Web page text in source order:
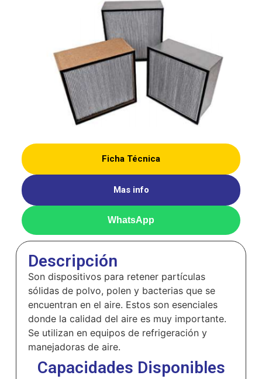
Descripción
Son dispositivos para retener partículas
sólidas de polvo, polen y bacterias que se
encuentran en el aire. Estos son esenciales
donde la calidad del aire es muy importante.
Se utilizan en equipos de refrigeración y
manejadoras de aire.
Capacidades Disponibles
Ficha Técnica
Mas info
WhatsApp